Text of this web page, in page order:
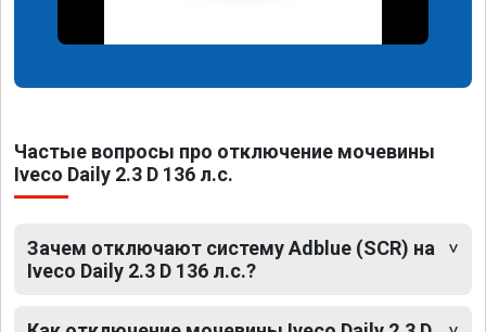
Частые вопросы про отключение мочевины
Iveco Daily 2.3 D 136 л.с.
Зачем отключают систему Adblue (SCR) на
Iveco Daily 2.3 D 136 л.с.?